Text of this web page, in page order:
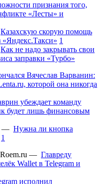
признания того,
«Лесты» и
Казахскую скорую помощь
«Яндекс.Такси» 1
Как не надо закрывать свои
заправки «Турбо»
Вячеслав Варванин:
которой она никогда
убеждает команду
будет лишь финансовым
— Нужна ли кнопка
1
Roem.ru — Главреду
Wallet в Telegram и
исполнил